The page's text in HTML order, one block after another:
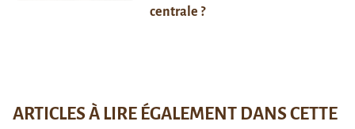
centrale ?
ARTICLES À LIRE ÉGALEMENT DANS CETTE